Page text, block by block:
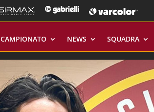
CAMPIONATO NEWS SQUADRA